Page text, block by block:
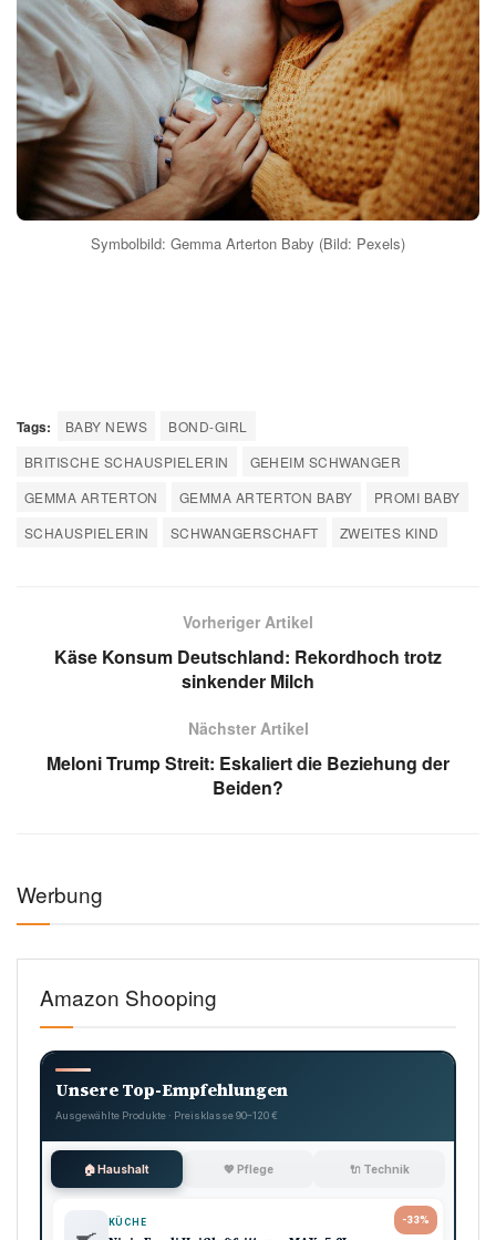
Symbolbild: Gemma Arterton Baby (Bild: Pexels)
Tags: BABY NEWS
BOND-GIRL
BRITISCHE SCHAUSPIELERIN
GEHEIM SCHWANGER
GEMMA ARTERTON
GEMMA ARTERTON BABY
PROMI BABY
SCHAUSPIELERIN
SCHWANGERSCHAFT ZWEITES KIND
Vorheriger Artikel
Käse Konsum Deutschland: Rekordhoch trotz
sinkender Milch
Nächster Artikel
Meloni Trump Streit: Eskaliert die Beziehung der
Beiden?
Werbung
Amazon Shooping
Unsere Top-Empfehlungen
Ausgewählte Produkte · Preisklasse 90–120 €
🏠 Haushalt 💖 Pflege 🔌 Technik
-33%
🍳 KÜCHE